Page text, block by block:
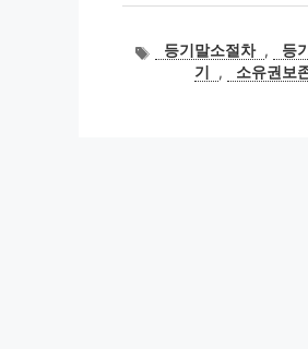
태등기말소절차 , 등
기
, 소유권보